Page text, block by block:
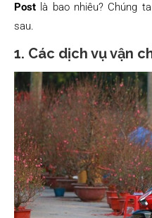
Post là bao nhiêu? Chúng
sau.
1. Các dịch vụ vận